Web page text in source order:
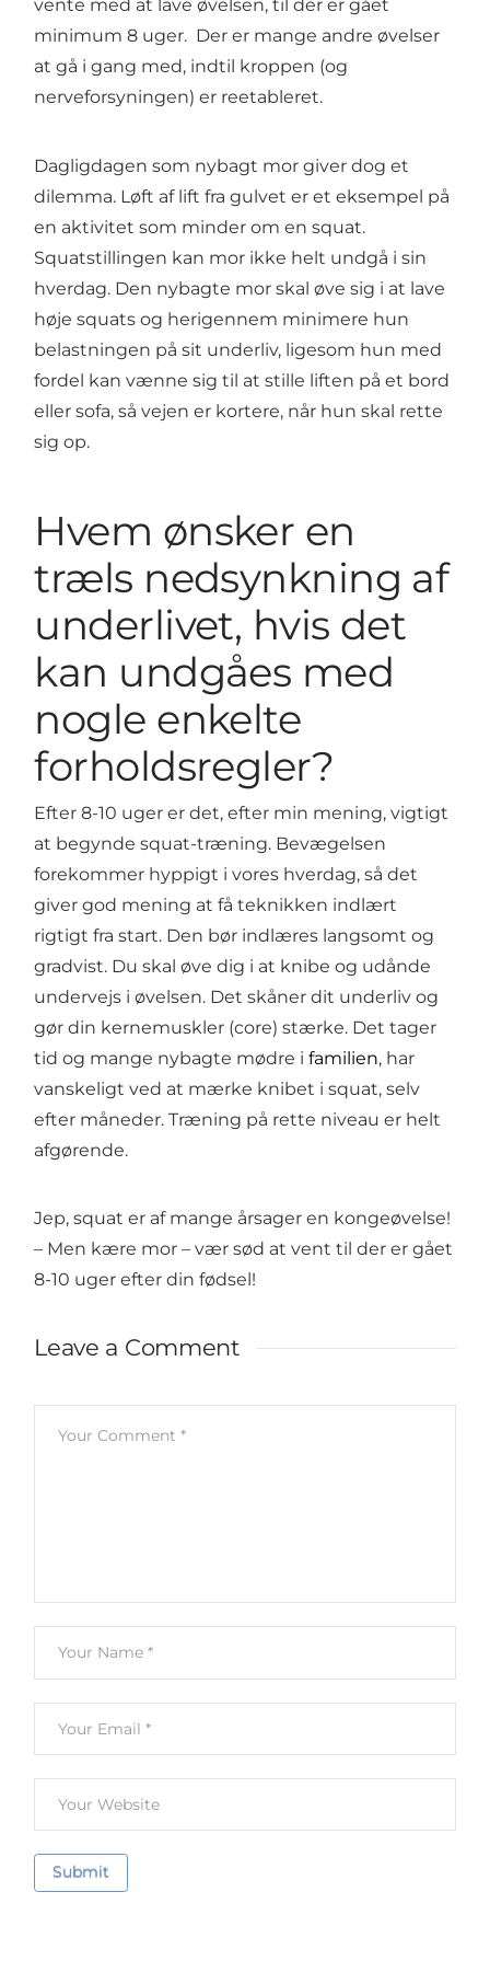
vente med at lave øvelsen, til der er gået
minimum 8 uger. Der er mange andre øvelser
at gå i gang med, indtil kroppen (og
nerveforsyningen) er reetableret.
Dagligdagen som nybagt mor giver dog et
dilemma. Løft af lift fra gulvet er et eksempel på
en aktivitet som minder om en squat.
Squatstillingen kan mor ikke helt undgå i sin
hverdag. Den nybagte mor skal øve sig i at lave
høje squats og herigennem minimere hun
belastningen på sit underliv, ligesom hun med
fordel kan vænne sig til at stille liften på et bord
eller sofa, så vejen er kortere, når hun skal rette
sig op.
Hvem ønsker en
træls nedsynkning af
underlivet, hvis det
kan undgåes med
nogle enkelte
forholdsregler?
Efter 8-10 uger er det, efter min mening, vigtigt
at begynde squat-træning. Bevægelsen
forekommer hyppigt i vores hverdag, så det
giver god mening at få teknikken indlært
rigtigt fra start. Den bør indlæres langsomt og
gradvist. Du skal øve dig i at knibe og udånde
undervejs i øvelsen. Det skåner dit underliv og
gør din kernemuskler (core) stærke. Det tager
tid og mange nybagte mødre ifamilien, har
vanskeligt ved at mærke knibet i squat, selv
efter måneder. Træning på rette niveau er helt
afgørende.
Jep, squat er af mange årsager en kongeøvelse!
– Men kære mor – vær sød at vent til der er gået
8-10 uger efter din fødsel!
Leave a Comment